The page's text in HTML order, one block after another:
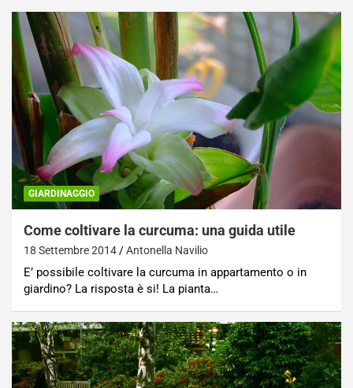
GIARDINAGGIO
Come coltivare la curcuma: una guida utile
18 Settembre 2014 Antonella Navilio
E’ possibile coltivare la curcuma in appartamento o in
giardino? La risposta è si! La pianta…